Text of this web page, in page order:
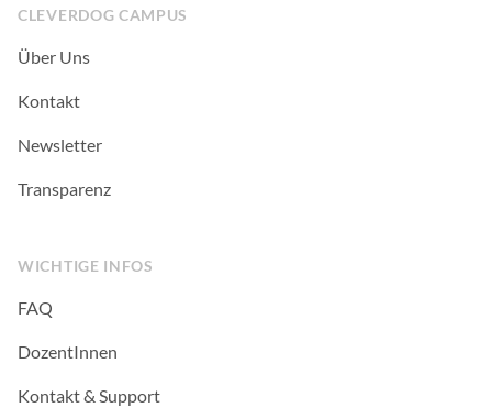
CLEVERDOG CAMPUS
Über Uns
Kontakt
Newsletter
Transparenz
WICHTIGE INFOS
FAQ
DozentInnen
Kontakt & Support